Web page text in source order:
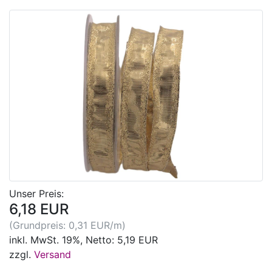
Unser Preis:
6,18 EUR
(Grundpreis: 0,31 EUR/m)
inkl. MwSt. 19%, Netto: 5,19 EUR
zzgl. Versand